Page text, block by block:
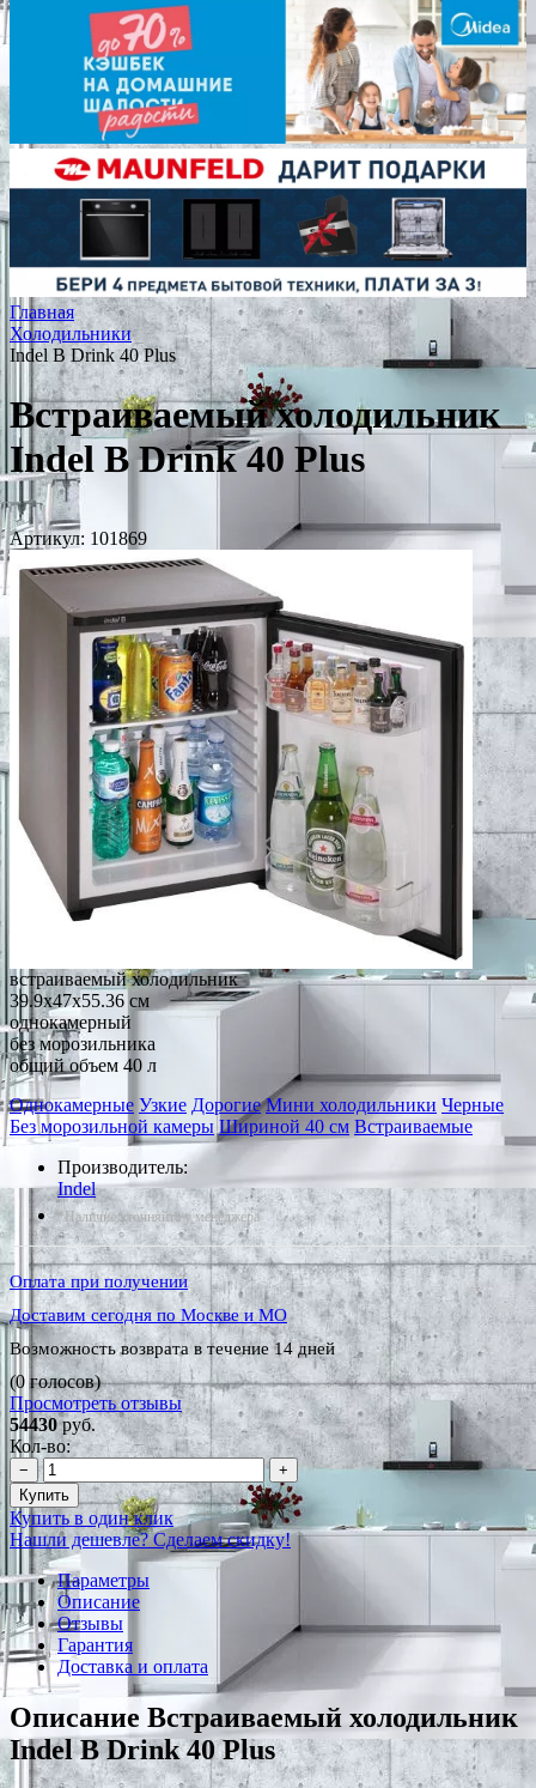
Главная
Холодильники
Indel B Drink 40 Plus
Встраиваемый холодильник
Indel B Drink 40 Plus
Артикул: 101869
встраиваемый холодильник
39.9x47x55.36 см
однокамерный
без морозильника
общий объем 40 л
Однокамерные Узкие Дорогие Мини холодильники Черные
Без морозильной камеры Шириной 40 см Встраиваемые
Производитель:
Indel
*Наличие уточняйте у менеджера
Оплата при получении
Доставим сегодня по Москве и МО
Возможность возврата в течение 14 дней
(0 голосов)
Просмотреть отзывы
54430руб.
Кол-во:
−
+
Купить
Купить в один клик
Нашли дешевле? Сделаем скидку!
Параметры
Описание
Отзывы
Гарантия
Доставка и оплата
Описание Встраиваемый холодильник
Indel B Drink 40 Plus